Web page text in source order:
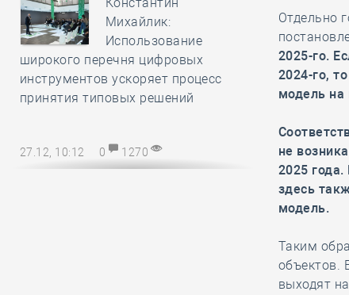
Михайлик:
Использование
широкого перечня цифровых
инструментов ускоряет процесс
принятия типовых решений
27.12, 10:12 0 1270
Отдельно
2025-го.
2024-го,
модель на
не
2025 года.
здесь
модель.
Таким
объектов.
выходят